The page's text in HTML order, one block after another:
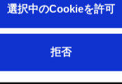
選択中のCookieを許可
拒否
キーワードを入力して検索